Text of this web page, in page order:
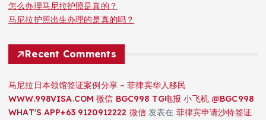
怎么办理马尼拉护照是真的？
马尼拉护照出生办理的是真的吗？
Recent Comments
马尼拉日本领馆签证案例分享 – 菲律宾华人移民
WWW.998VISA.COM 微信 BGC998 TG电报 小飞机 @BGC998
WHAT'S APP+63 9120912222 微信发表在 菲律宾申请沙特签证